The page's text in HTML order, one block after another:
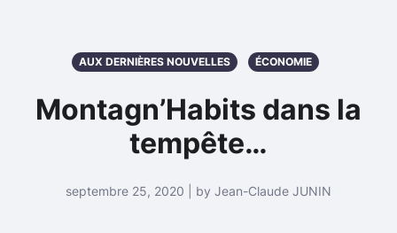
AUX DERNIÈRES NOUVELLES ÉCONOMIE
Montagn’Habits dans la
tempête…
septembre 25, 2020 | by Jean-Claude JUNIN